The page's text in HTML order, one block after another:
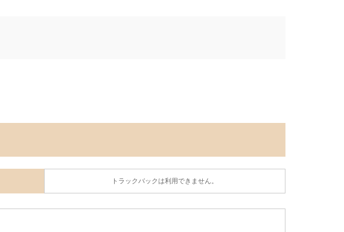
トラックバックは利用できません。